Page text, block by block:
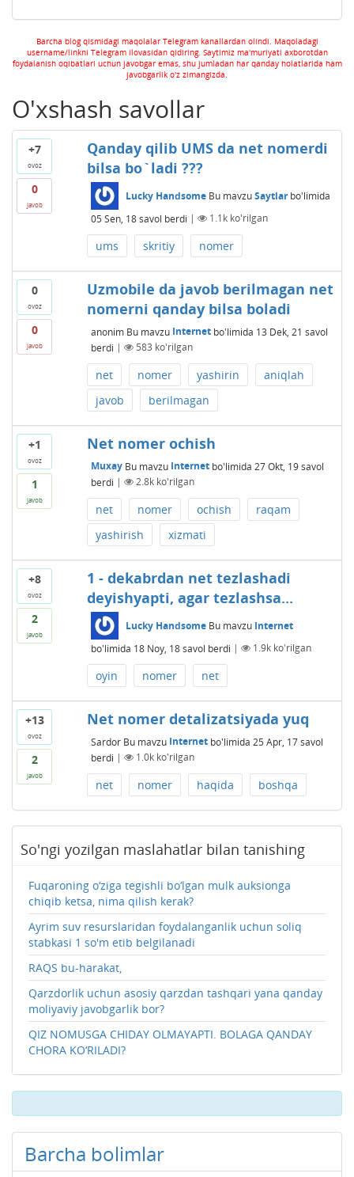
Barcha blog qismidagi maqolalar Telegram kanallardan olindi. Maqoladagi
username/linkni Telegram ilovasidan qidiring. Saytimiz ma'muriyati axborotdan
foydalanish oqibatlari uchun javobgar emas, shu jumladan har qanday holatlarida ham
javobgarlik o'z zimangizda.
O'xshash savollar
+7
ovoz
0
javob
Qanday qilib UMS da net nomerdi
bilsa bo`ladi ???
Lucky Handsome Bu mavzuSaytlarbo'limida
05 Sen, 18 savol berdi | 1.1kko'rilgan
ums skritiy nomer
0
ovoz
0
javob
Uzmobile da javob berilmagan net
nomerni qanday bilsa boladi
anonim Bu mavzu Internetbo'limida 13 Dek, 21 savol
berdi | 583 ko'rilgan
net nomer yashirin
aniqlah
javob
berilmagan
+1
ovoz
1
javob
Net nomer ochish
Muxay Bu mavzu Internetbo'limida 27 Okt, 19 savol
berdi | 2.8kko'rilgan
net nomer ochish
raqam
yashirish
xizmati
+8
ovoz
2
javob
1 - dekabrdan net tezlashadi
deyishyapti, agar tezlashsa...
Lucky Handsome Bu mavzu Internet
bo'limida 18 Noy, 18 savol berdi | 1.9kko'rilgan
oyin nomer net
+13
ovoz
2
javob
Net nomer detalizatsiyada yuq
Sardor Bu mavzu Internetbo'limida 25 Apr, 17 savol
berdi | 1.0kko'rilgan
net nomer haqida boshqa
So'ngi yozilgan maslahatlar bilan tanishing
Fuqaroning o‘ziga tegishli bo‘lgan mulk auksionga
chiqib ketsa, nima qilish kerak?
Ayrim suv resurslaridan foydalanganlik uchun soliq
stabkasi 1 so'm etib belgilanadi
RAQS bu-harakat,
Qarzdorlik uchun asosiy qarzdan tashqari yana qanday
moliyaviy javobgarlik bor?
QIZ NOMUSGA CHIDAY OLMAYAPTI. BOLAGA QANDAY
CHORA KO‘RILADI?
Barcha bolimlar